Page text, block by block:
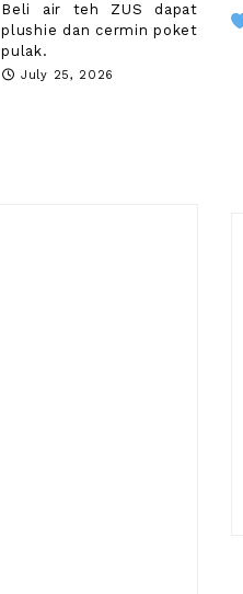
Beli air teh ZUS dapat
plushie dan cermin poket
pulak.
July 25, 2026